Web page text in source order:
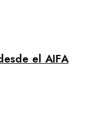
el AIFA